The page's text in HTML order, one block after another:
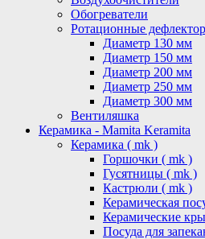
Обогреватели
Ротационные
Диаметр 130 мм
Диаметр 150 мм
Диаметр 200 мм
Диаметр 250 мм
Диаметр 300 мм
Вентиляшка
Керамика - Mamita Keramita
Керамика ( mk )
Горшочки ( mk )
Гусятницы ( mk )
Кастрюли ( mk )
Керамическая
Керамические
Посуда для